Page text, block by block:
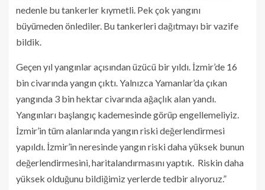
nedenle bu tankerler kıymetli. Pek çok yangını
büyümeden önlediler. Bu tankerleri dağıtmayı bir vazife
bildik.
Geçen yıl yangınlar açısından üzücü bir yıldı. İzmir’de 16
bin civarında yangın çıktı. Yalnızca Yamanlar’da çıkan
yangında 3 bin hektar civarında ağaçlık alan yandı.
Yangınları başlangıç kademesinde görüp engellemeliyiz.
İzmir’in tüm alanlarında yangın riski değerlendirmesi
yapıldı. İzmir’in neresinde yangın riski daha yüksek bunun
değerlendirmesini, haritalandırmasını yaptık. Riskin daha
yüksek olduğunu bildiğimiz yerlerde tedbir alıyoruz.”